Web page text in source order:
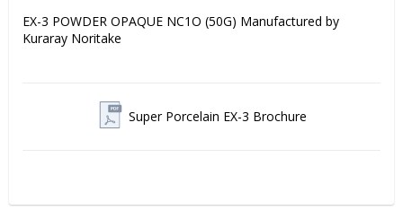
EX-3 POWDER OPAQUE NC1O (50G) Manufactured by
Kuraray Noritake
Super Porcelain EX-3 Brochure